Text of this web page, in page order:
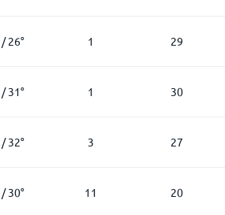
/26° 1 29
/31° 1 30
/32° 3 27
/30° 11 20